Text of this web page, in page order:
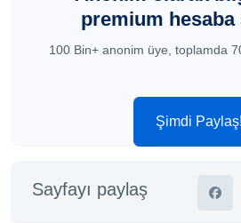
premium hesaba
100 Bin+ anonim üye, toplamda
Şimdi Paylaş!
Sayfayı paylaş